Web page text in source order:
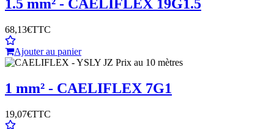
1.5 mm² - CAELIFLEX 19G1.5
68,13€TTC
Ajouter au panier
1 mm² - CAELIFLEX 7G1
19,07€TTC